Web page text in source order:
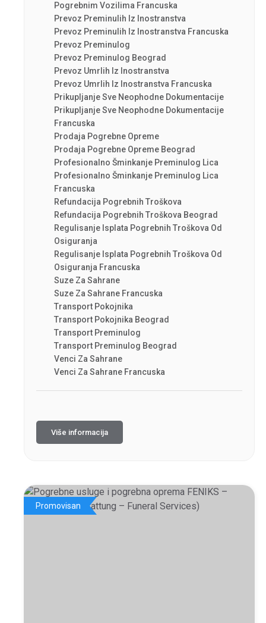
Pogrebnim Vozilima Francuska
Prevoz Preminulih Iz Inostranstva
Prevoz Preminulih Iz Inostranstva Francuska
Prevoz Preminulog
Prevoz Preminulog Beograd
Prevoz Umrlih Iz Inostranstva
Prevoz Umrlih Iz Inostranstva Francuska
Prikupljanje Sve Neophodne Dokumentacije
Prikupljanje Sve Neophodne Dokumentacije
Francuska
Prodaja Pogrebne Opreme
Prodaja Pogrebne Opreme Beograd
Profesionalno Šminkanje Preminulog Lica
Profesionalno Šminkanje Preminulog Lica
Francuska
Refundacija Pogrebnih Troškova
Refundacija Pogrebnih Troškova Beograd
Regulisanje Isplata Pogrebnih Troškova Od
Osiguranja
Regulisanje Isplata Pogrebnih Troškova Od
Osiguranja Francuska
Suze Za Sahrane
Suze Za Sahrane Francuska
Transport Pokojnika
Transport Pokojnika Beograd
Transport Preminulog
Transport Preminulog Beograd
Venci Za Sahrane
Venci Za Sahrane Francuska
Više informacija
Promovisan